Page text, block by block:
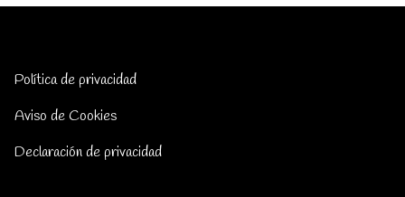
Política de privacidad
Aviso de Cookies
Declaración de privacidad